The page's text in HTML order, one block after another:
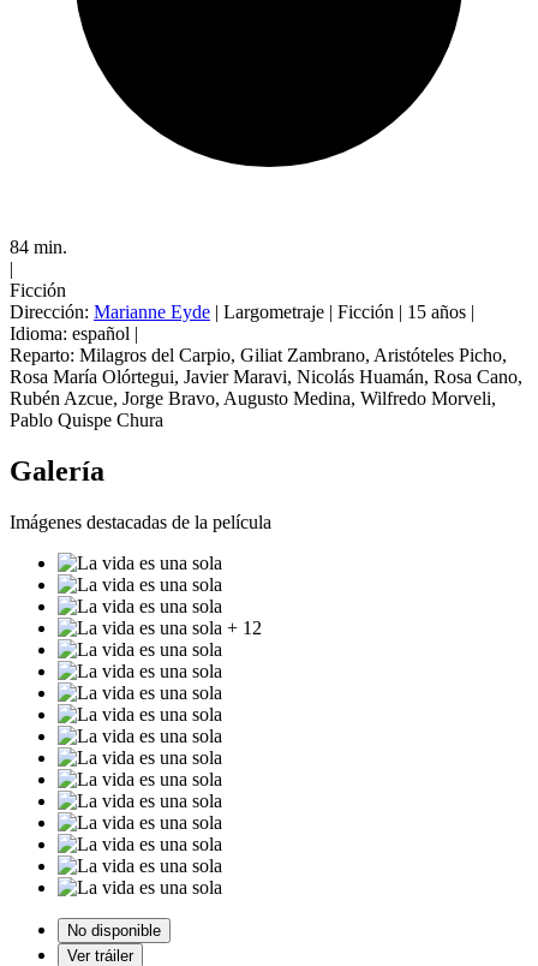
84 min.
|
Ficción
Dirección: Marianne Eyde | Largometraje | Ficción | 15 años |
Idioma: español |
Reparto: Milagros del Carpio, Giliat Zambrano, Aristóteles Picho,
Rosa María Olórtegui, Javier Maravi, Nicolás Huamán, Rosa Cano,
Rubén Azcue, Jorge Bravo, Augusto Medina, Wilfredo Morveli,
Pablo Quispe Chura
Galería
Imágenes destacadas de la película
+ 12
No disponible
Ver tráiler